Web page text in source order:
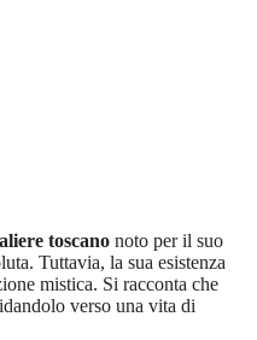
toscano noto per il suo
Tuttavia, la sua esistenza
mistica. Si racconta che
verso una vita di